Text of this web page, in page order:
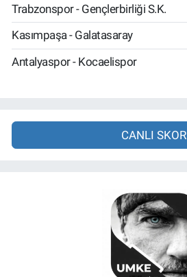
Trabzonspor - Gençlerbirliği S.K.
Kasımpaşa - Galatasaray
Antalyaspor - Kocaelispor
CANLI SKOR